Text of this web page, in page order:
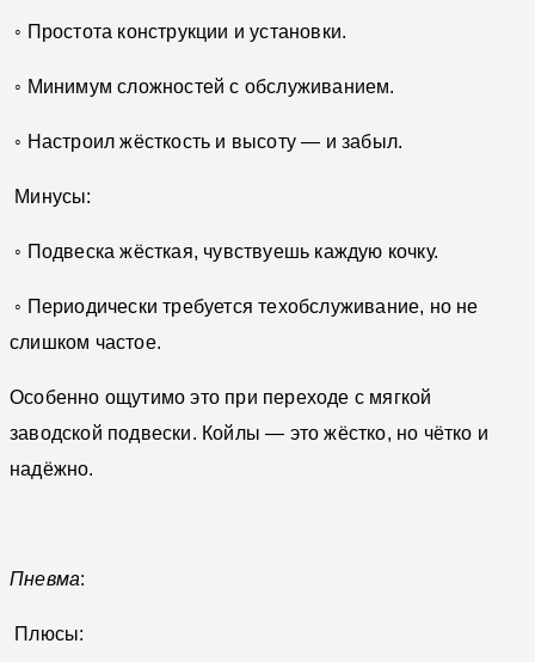
◦ Простота конструкции и установки.
◦ Минимум сложностей с обслуживанием.
◦ Настроил жёсткость и высоту — и забыл.
Минусы:
◦ Подвеска жёсткая, чувствуешь каждую кочку.
◦ Периодически требуется техобслуживание, но не
слишком частое.
Особенно ощутимо это при переходе с мягкой
заводской подвески. Койлы — это жёстко, но чётко и
надёжно.
Пневма:
Плюсы: